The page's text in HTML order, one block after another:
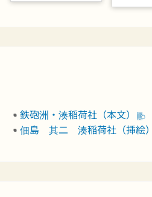
鉄砲洲・湊稲荷社（本文）
佃島 其二 湊稲荷社（挿絵）